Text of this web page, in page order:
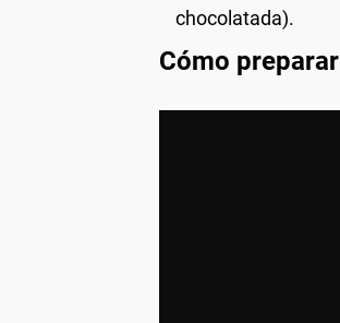
chocolatada).
Cómo